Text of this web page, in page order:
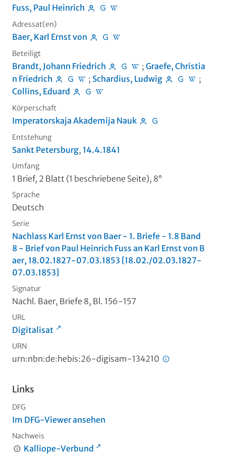
Fuss, Paul Heinrich
Adressat(en)
Baer, Karl Ernst von
Beteiligt
Brandt, Johann Friedrich ; Graefe, Christia
n Friedrich
; Schardius, Ludwig
;
Collins, Eduard
Körperschaft
Imperatorskaja Akademija Nauk
Entstehung
Sankt Petersburg, 14.4.1841
Umfang
1 Brief, 2 Blatt (1 beschriebene Seite), 8°
Sprache
Deutsch
Serie
Nachlass Karl Ernst von Baer - 1. Briefe - 1.8 Band
8 - Brief von Paul Heinrich Fuss an Karl Ernst von B
aer, 18.02.1827-07.03.1853 [18.02./02.03.1827-
07.03.1853]
Signatur
Nachl. Baer, Briefe 8, Bl. 156-157
URL
Digitalisat
URN
urn:nbn:de:hebis:26-digisam-134210
Links
DFG
Im DFG-Viewer ansehen
Nachweis
Kalliope-Verbund